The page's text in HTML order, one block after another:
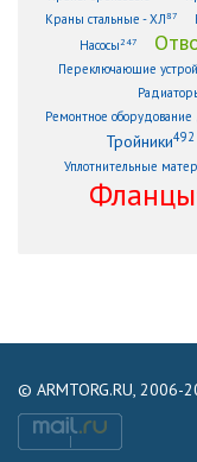
Краны стальные - ХЛ87
Насосы 247
Переключающие
Ремонтное
Тройники492
Уплотнительные
Фланцы
© ARMTORG.RU, 2006-